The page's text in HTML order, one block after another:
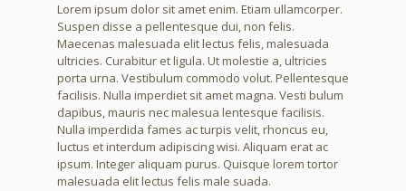
Lorem ipsum dolor sit amet enim. Etiam ullamcorper.
Suspen disse a pellentesque dui, non felis.
Maecenas malesuada elit lectus felis, malesuada
ultricies. Curabitur et ligula. Ut molestie a, ultricies
porta urna. Vestibulum commodo volut. Pellentesque
facilisis. Nulla imperdiet sit amet magna. Vesti bulum
dapibus, mauris nec malesua lentesque facilisis.
Nulla imperdida fames ac turpis velit, rhoncus eu,
luctus et interdum adipiscing wisi. Aliquam erat ac
ipsum. Integer aliquam purus. Quisque lorem tortor
malesuada elit lectus felis male suada.